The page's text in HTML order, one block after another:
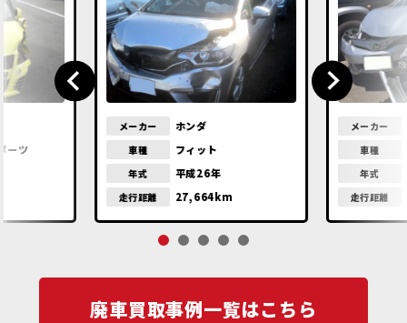
ーツ
メーカー ホンダ
車種 フィット
年式 平成26年
走行距離 27,664km
メーカー
車種
年式
走行距離
廃車買取事例一覧はこちら